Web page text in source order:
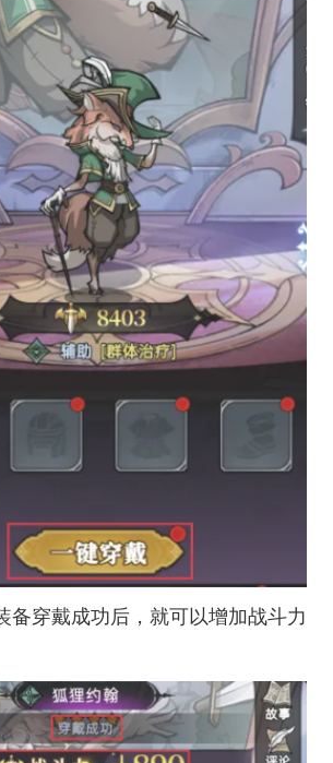
备穿戴成功后，就可以增加战斗力